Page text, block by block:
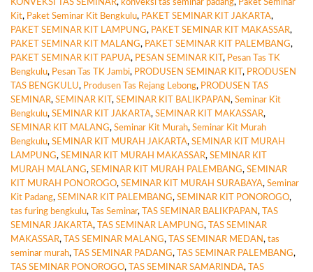
KONVEKSI TAS SEMINAR, konveksi tas seminar padang, Paket Seminar
Kit, Paket Seminar Kit Bengkulu, PAKET SEMINAR KIT JAKARTA,
PAKET SEMINAR KIT LAMPUNG, PAKET SEMINAR KIT MAKASSAR,
PAKET SEMINAR KIT MALANG, PAKET SEMINAR KIT PALEMBANG,
PAKET SEMINAR KIT PAPUA, PESAN SEMINAR KIT , Pesan Tas TK
Bengkulu, Pesan Tas TK Jambi, PRODUSEN SEMINAR KIT , PRODUSEN
TAS BENGKULU, Produsen Tas Rejang Lebong, PRODUSEN TAS
SEMINAR, SEMINAR KIT , SEMINAR KIT BALIKPAPAN, Seminar Kit
Bengkulu, SEMINAR KIT JAKARTA, SEMINAR KIT MAKASSAR,
SEMINAR KIT MALANG, Seminar Kit Murah, Seminar Kit Murah
Bengkulu, SEMINAR KIT MURAH JAKARTA, SEMINAR KIT MURAH
LAMPUNG, SEMINAR KIT MURAH MAKASSAR, SEMINAR KIT
MURAH MALANG, SEMINAR KIT MURAH PALEMBANG, SEMINAR
KIT MURAH PONOROGO, SEMINAR KIT MURAH SURABAYA, Seminar
Kit Padang, SEMINAR KIT PALEMBANG, SEMINAR KIT PONOROGO,
tas furing bengkulu, Tas Seminar, TAS SEMINAR BALIKPAPAN,
TAS
SEMINAR JAKARTA, TAS SEMINAR LAMPUNG,
TAS SEMINAR
MAKASSAR, TAS SEMINAR MALANG, TAS SEMINAR MEDAN, tas
seminar murah, TAS SEMINAR PADANG, TAS SEMINAR PALEMBANG,
TAS SEMINAR PONOROGO, TAS SEMINAR SAMARINDA,
TAS